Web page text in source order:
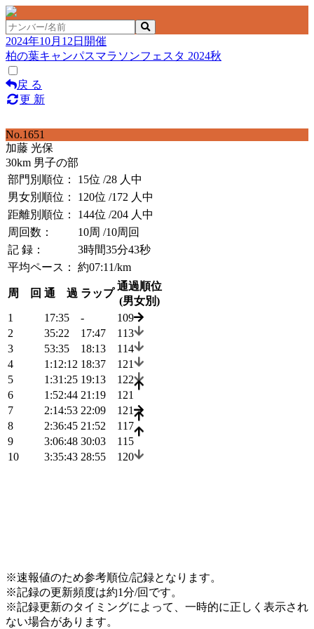
2024年10月12日開催
柏の葉キャンパスマラソンフェスタ 2024秋
戻 る
更 新
No.1651
加藤 光保
30km 男子の部
部門別順位：
15位 /28 人中
男女別順位：
120位 /172 人中
距離別順位：
144位 /204 人中
周回数：
10周 /10周回
記 録：
3時間35分43秒
平均ペース：
約07:11/km
周 回 通 過 ラップ
通過順位
(男女別)
1
17:35 -
109
2
35:22 17:47
113
3
53:35 18:13
114
4
1:12:12 18:37
121
5
1:31:25 19:13
122
6
1:52:44 21:19
121
7
2:14:53 22:09
121
8
2:36:45 21:52
117
9
3:06:48 30:03
115
10
3:35:43 28:55 120
※速報値のため参考順位/記録となります。
※記録の更新頻度は約1分/回です。
※記録更新のタイミングによって、一時的に正しく表示され
ない場合があります。